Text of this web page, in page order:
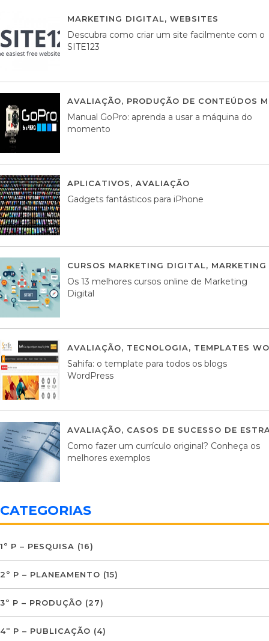
MARKETING DIGITAL, WEBSITES
Descubra como criar um site facilmente com o
SITE123
AVALIAÇÃO, PRODUÇÃO DE CONTEÚDOS
Manual GoPro: aprenda a usar a máquina do
momento
APLICATIVOS, AVALIAÇÃO
Gadgets fantásticos para iPhone
CURSOS MARKETING DIGITAL,
Os 13 melhores cursos online de Marketing
Digital
AVALIAÇÃO, TECNOLOGIA, TEMPLATES
Sahifa: o template para todos os blogs
WordPress
AVALIAÇÃO, CASOS DE SUCESSO DE
Como fazer um currículo original? Conheça os
melhores exemplos
CATEGORIAS
1º P – PESQUISA (16)
2º P – PLANEAMENTO (15)
3º P – PRODUÇÃO (27)
4º P – PUBLICAÇÃO (4)